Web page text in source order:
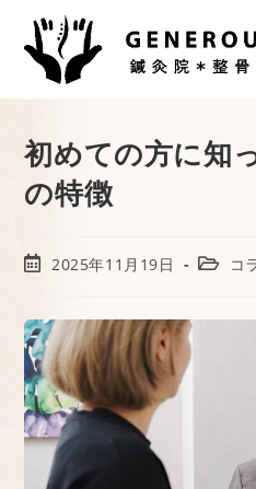
初めての方に知
の特徴
2025年11月19日 コ